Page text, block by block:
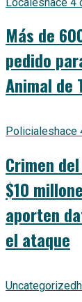
Más de
pedido
Animal de
Policialeshace
Crimen
$10
aporten
el ataque
Uncategorized